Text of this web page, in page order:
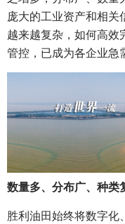
庞大的工业资产和相
越来越复杂，如何高效
管控，已成为各企业急
数量多、分布广、种类
胜利油田始终将数字化